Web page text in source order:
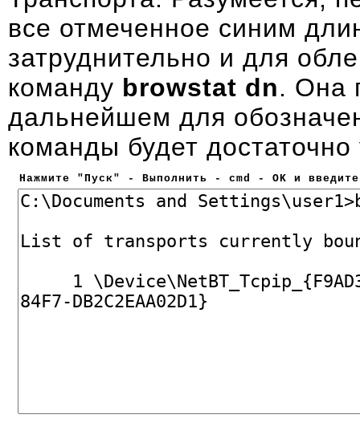
все отмеченное синим
затруднительно и для
команду browstat dn. Она
дальнейшем для
команды будет
Нажмите "Пуск" - Выполнить - cmd - OK и введите